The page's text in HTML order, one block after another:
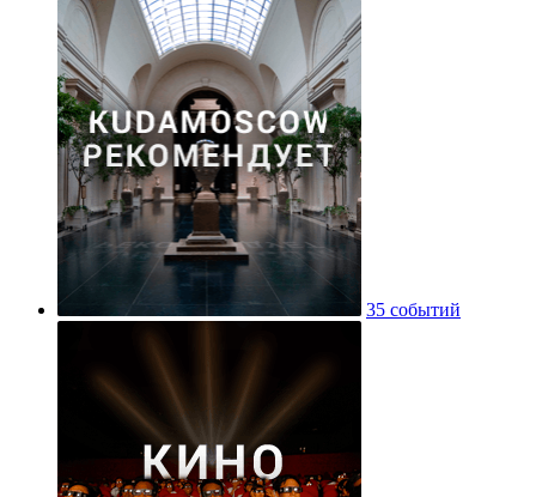
35 событий